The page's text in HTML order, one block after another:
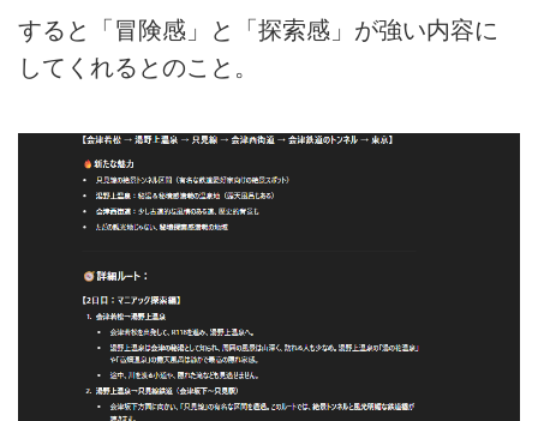
すると「冒険感」と「探索感」が強い内容に
してくれるとのこと。